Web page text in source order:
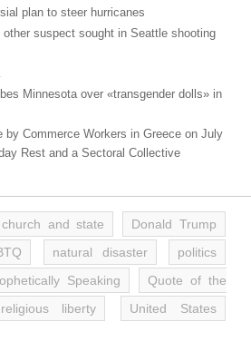
plan to steer hurricanes
other suspect sought in Seattle shooting
Minnesota over «transgender dolls» in
by Commerce Workers in Greece on July
Rest and a Sectoral Collective
church and state
Donald Trump
natural disaster
politics
Speaking
Quote of the
religious liberty
United States